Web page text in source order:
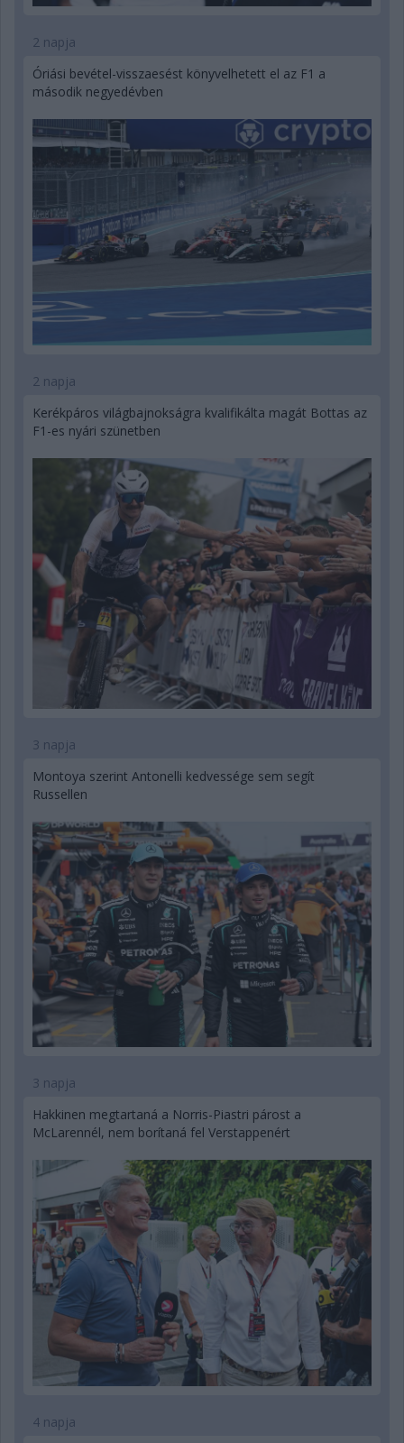
2 napja
Óriási bevétel-visszaesést könyvelhetett el az F1 a
második negyedévben
2 napja
Kerékpáros világbajnokságra kvalifikálta magát Bottas az
F1-es nyári szünetben
3 napja
Montoya szerint Antonelli kedvessége sem segít
Russellen
3 napja
Hakkinen megtartaná a Norris-Piastri párost a
McLarennél, nem borítaná fel Verstappenért
4 napja